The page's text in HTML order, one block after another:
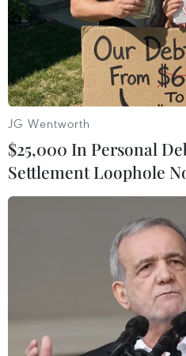
Trong thất bại, quốc kỳ Việt
đài. (Ảnh: Đăng
JG Wentworth
$25,000 In Personal
Settlement Loophole